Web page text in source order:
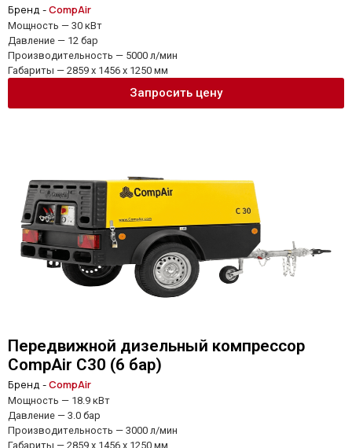
Бренд -CompAir
Мощность — 30 кВт
Давление — 12 бар
Производительность — 5000 л/мин
Габариты — 2859 x 1456 x 1250 мм
Запросить цену
Передвижной дизельный компрессор
CompAir C30 (6 бар)
Бренд -CompAir
Мощность — 18.9 кВт
Давление — 3.0 бар
Производительность — 3000 л/мин
Габариты — 2859 x 1456 x 1250 мм